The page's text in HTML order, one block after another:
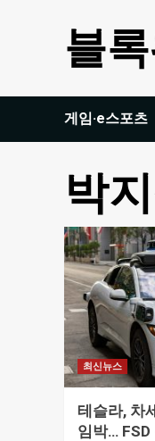
블
게임·e스포츠
박
최신뉴스
테슬라, 차
임박…